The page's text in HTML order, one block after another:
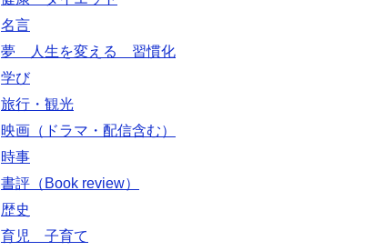
名言
夢 人生を変える 習慣化
学び
旅行・観光
映画（ドラマ・配信含む）
時事
書評（Book review）
歴史
育児 子育て